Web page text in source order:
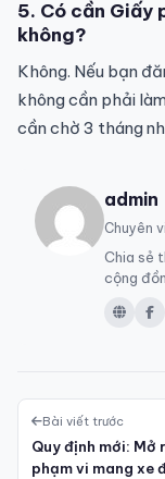
5. Có cần Giấy
không?
Không. Nếu bạn
không cần phải
cần chờ 3 tháng
admin
Chuyên
Chia sẻ
cộng
Bài viết trước
Quy định mới: Mở
phạm vi mang xe